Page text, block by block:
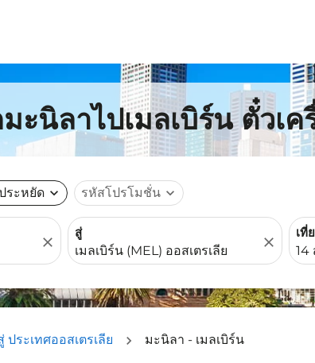
ะนิลาไปเมลเบิร์น ตั๋วเ
ระหยัด expand_more รหัสโปรโมชั่น expand_more
close
สู่
close
เที่
fc-
14
ประเทศออสเตรเลีย มะนิลา - เมลเบิร์น